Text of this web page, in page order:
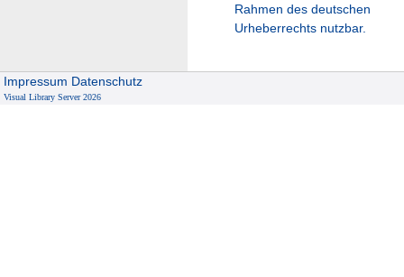
Rahmen des deutschen
Urheberrechts nutzbar.
Impressum Datenschutz
Visual Library Server 2026